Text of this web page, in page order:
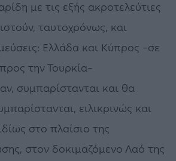
με τις εξής ακροτελεύτιες
ταυτοχρόνως, και
Ελλάδα και Κύπρος –σε
την Τουρκία–
συμπαρίστανται και θα
ειλικρινώς και
στο πλαίσιο της
στον δοκιμαζόμενο Λαό της